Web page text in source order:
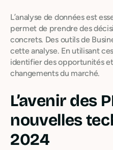
L’analyse de données est
permet de prendre des
concrets. Des outils de
cette analyse. En utilisant
identifier des opportunités
changements du marché.
L’avenir des
nouvelles
2024